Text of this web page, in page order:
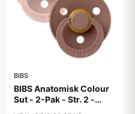
BIBS
BIBS Anatomisk Colour
Sut - 2-Pak - Str. 2 -